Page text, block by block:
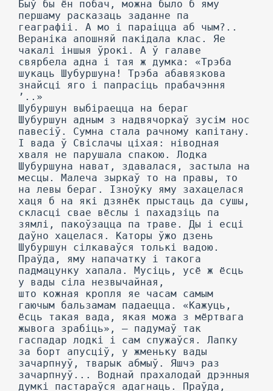
Быў бы ён побач, можна было б яму
першаму расказаць заданне па
геаграфіі. А мо і параіцца аб чым?..
Вераніка апошняй пакідала клас. Яе
чакалі іншыя ўрокі. А ў галаве
свярбела адна і тая ж думка: «Трэба
шукаць Шубуршуна! Трэба абавязкова
знайсці яго і папрасіць прабачэння
’..»
Шубуршун выбіраецца на бераг
Шубуршун адным з надвячоркаў зусім нос
павесіў. Сумна стала рачному капітану.
I вада ў Свіслачы ціхая: ніводная
хваля не парушала спакою. Лодка
Шубуршуна нават, здавалася, застыла на
месцы. Малеча зыркаў то на правы, то
на левы бераг. Ізноўку яму захацелася
хаця б на які дзянёк прыстаць да сушы,
скласці свае вёслы і пахадзіць па
зямлі, пакоўзацца па траве. Ды і есці
даўно хацелася. Каторы ўжо дзень
Шубуршун сілкаваўся толькі вадою.
Праўда, яму напачатку і такога
падмацунку хапала. Мусіць, усё ж ёсць
у вады сіла незвычайная,
што кожная кропля яе часам самым
гаючым бальзамам падаецца. «Кажуць,
ёсць такая вада, якая можа з мёртвага
жывога зрабіць», — падумаў так
гаспадар лодкі і сам спужаўся. Лапку
за борт апусціў, у жменьку вады
зачарпнуў, тварык абмыў. Яшчэ раз
зачарпнуў... Воднай прахалодай дрэнныя
думкі пастараўся адагнаць. Праўда,